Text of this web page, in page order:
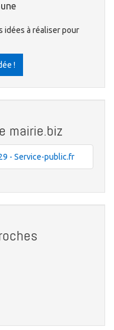
idées à réaliser pour
!
mairie.biz
- Service-public.fr